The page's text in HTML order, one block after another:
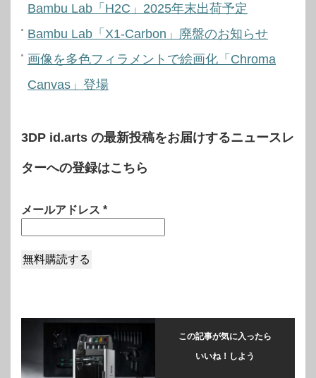
Bambu Lab「H2C」2025年末出荷予定
Bambu Lab「X1-Carbon」廃盤のお知らせ
画像を多色フィラメントで絵画化「Chroma
Canvas」登場
3DP id.arts の最新投稿をお届けするニュースレ
ターへの登録はこちら
メールアドレス *
この記事が気に入ったら
いいね！しよう